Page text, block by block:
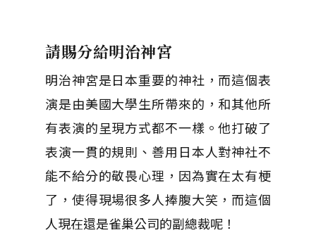
請賜分給明治神宮
明治神宮是日本重要的神社，而這個表
演是由美國大學生所帶來的，和其他所
有表演的呈現方式都不一樣。他打破了
表演一貫的規則、善用日本人對神社不
能不給分的敬畏心理，因為實在太有梗
了，使得現場很多人捧腹大笑，而這個
人現在還是雀巢公司的副總裁呢！